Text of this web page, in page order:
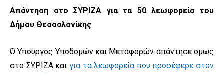
Απάντηση στο ΣΥΡΙΖΑ για τα 50 λεωφορεία του
Δήμου Θεσσαλονίκης
Ο Υπουργός Υποδομών και Μεταφορών απάντησε όμως
στο ΣΥΡΙΖΑ και για τα λεωφορεία που προσέφερε στον